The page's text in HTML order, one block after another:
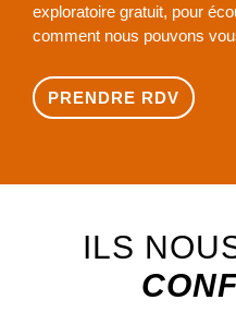
exploratoire gratuit, pour
comment nous pouvons
PRENDRE RDV
ILS